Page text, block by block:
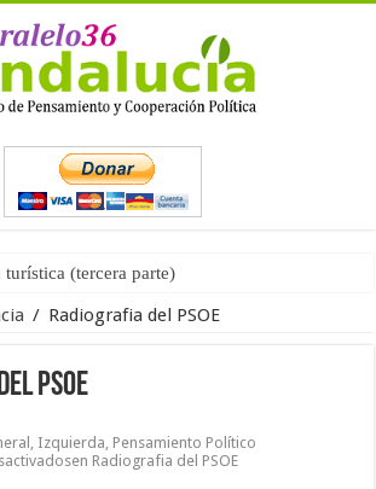
(tercera parte)
/ Radiografia del PSOE
PSOE
, Izquierda, Pensamiento Político
en Radiografia del PSOE